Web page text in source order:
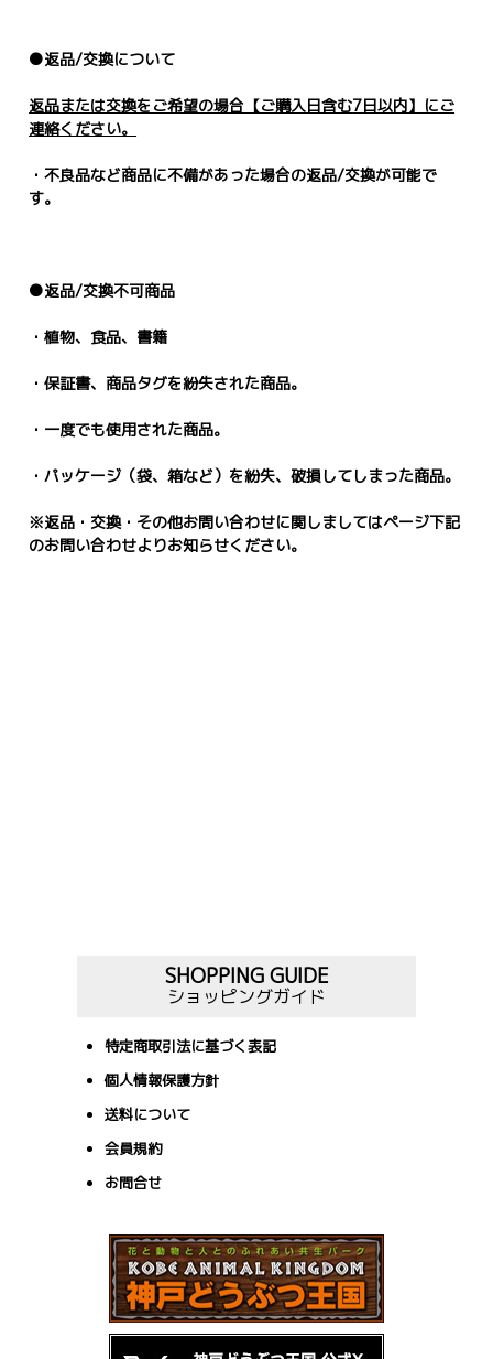
●返品/交換について
返品または交換をご希望の場合【ご購入日含む7日以内】にご
連絡ください。
・不良品など商品に不備があった場合の返品/交換が可能で
す。
●返品/交換不可商品
・植物、食品、書籍
・保証書、商品タグを紛失された商品。
・一度でも使用された商品。
・パッケージ（袋、箱など）を紛失、破損してしまった商品。
※返品・交換・その他お問い合わせに関しましてはページ下記
のお問い合わせよりお知らせください。
SHOPPING GUIDE
ショッピングガイド
特定商取引法に基づく表記
個人情報保護方針
送料について
会員規約
お問合せ